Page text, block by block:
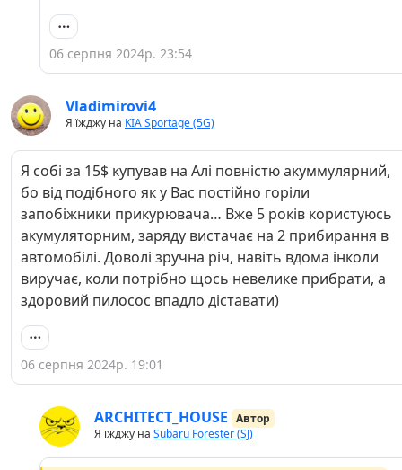
06 серпня 2024р. 23:54
Vladimirovi4
Я їжджу на KIA Sportage (5G)
Я собі за 15$ купував на Алі повністю акуммулярний,
бо від подібного як у Вас постійно горіли
запобіжники прикурювача… Вже 5 років користуюсь
акумуляторним, заряду вистачає на 2 прибирання в
автомобілі. Доволі зручна річ, навіть вдома інколи
виручає, коли потрібно щось невелике прибрати, а
здоровий пилосос впадло діставати)
06 серпня 2024р. 19:01
ARCHITECT_HOUSE Автор
Я їжджу на Subaru Forester (SJ)